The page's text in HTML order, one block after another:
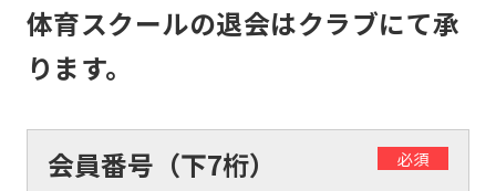
体育スクールの退会はクラブにて承
ります。
会員番号（下7桁） 必須